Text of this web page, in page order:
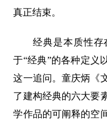
真正结束。
经典是本质性存
于“经典”的各种定义
这一追问。童庆炳《
了建构经典的六大要
学作品的可阐释的空